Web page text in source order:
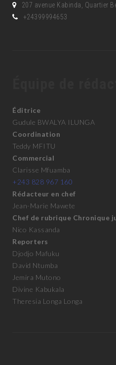
207 avenue Kabinda, Quartier
+24399994653
Éditrice
Gudule BWALYA ILUNGA
Coordination
Teddy MFITU
Commercial
Clarisse Mfuamba
+243 828 967 160
Rédacteur en chef
Jean-Marie Mawete
Chef de rubrique Chronique
Nico Kassanda
Reporters
Djodjo Mafuku
David Ntumba
Jemira Mutono
Divine Kabukala
Theresia Longa Longa